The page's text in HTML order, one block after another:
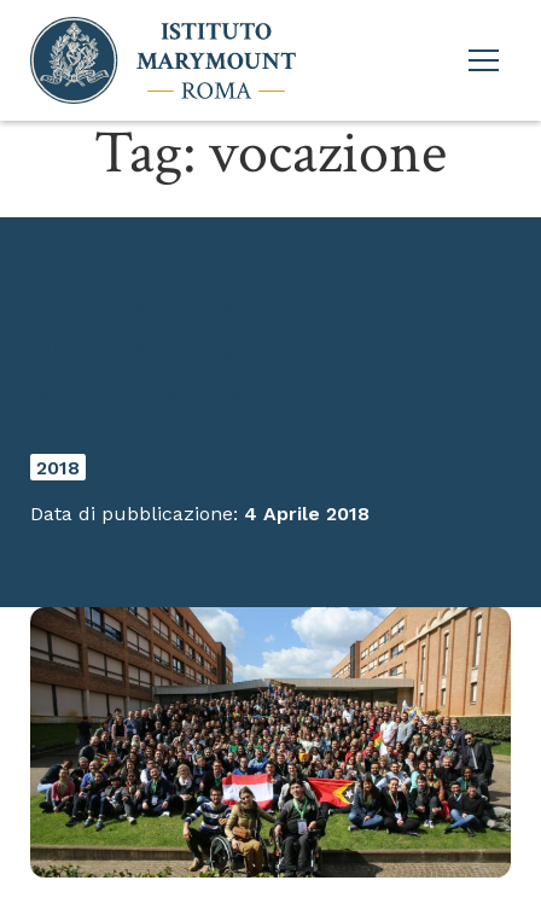
Apri
menu
Tag: vocazione
2018
Data di pubblicazione: 4 Aprile 2018